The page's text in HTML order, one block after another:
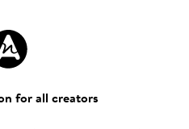
for all creators